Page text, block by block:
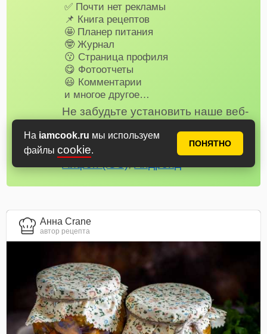
На iamcook.ru мы используем
файлы cookie.
ПОНЯТНО
✅ Почти нет рекламы
📌 Книга рецептов
🤩 Планер питания
🤓 Журнал
😗 Страница профиля
😋 Фотоотчеты
😃 Комментарии
и многое другое…
Не забудьте установить наше веб-
и сервисы Аймкук будут всегда под
рукой!
Анна Crane
автор рецепта